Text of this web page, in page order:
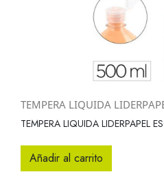
TEMPERA LIQUIDA
TEMPERA LIQUIDA LIDERPAPEL
Añadir al carrito